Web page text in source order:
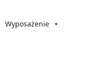
Wyposażenie